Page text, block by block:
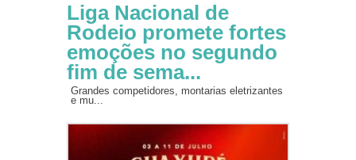
Liga Nacional de
Rodeio promete fortes
emoções no segundo
fim de sema...
Grandes competidores, montarias eletrizantes
e mu...